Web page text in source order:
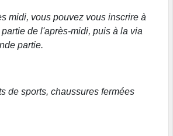
midi, vous pouvez vous inscrire à
de l'après-midi, puis à la via
partie.
de sports, chaussures fermées